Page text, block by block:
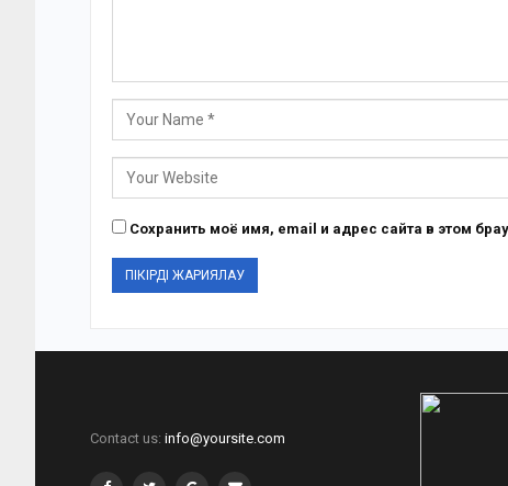
Сохранить моё имя, email и адрес сайта в этом
Contact us: info@yoursite.com